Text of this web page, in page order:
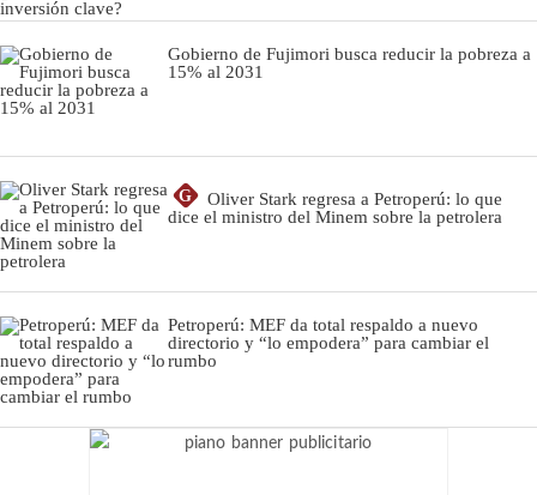
Gobierno de Fujimori busca reducir la pobreza a
15% al 2031
G
Oliver Stark regresa a Petroperú: lo que
dice el ministro del Minem sobre la petrolera
Petroperú: MEF da total respaldo a nuevo
directorio y “lo empodera” para cambiar el
rumbo